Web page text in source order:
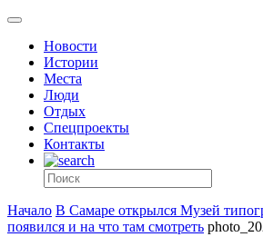
Новости
Истории
Места
Люди
Отдых
Спецпроекты
Контакты
Начало В Самаре открылся Музей
появился и на что там смотреть